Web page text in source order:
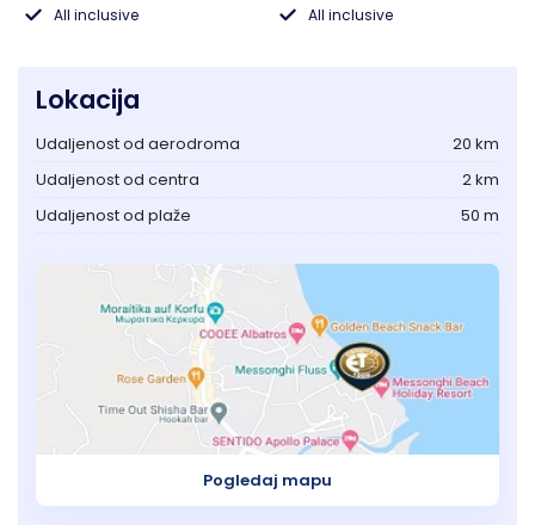
All inclusive All inclusive
Lokacija
Udaljenost od aerodroma
20 km
Udaljenost od centra
2 km
Udaljenost od plaže
50 m
Pogledaj mapu